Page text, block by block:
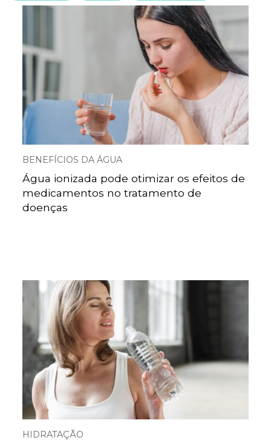
BENEFÍCIOS DA ÁGUA
Água ionizada pode otimizar os efeitos de
medicamentos no tratamento de
doenças
HIDRATAÇÃO